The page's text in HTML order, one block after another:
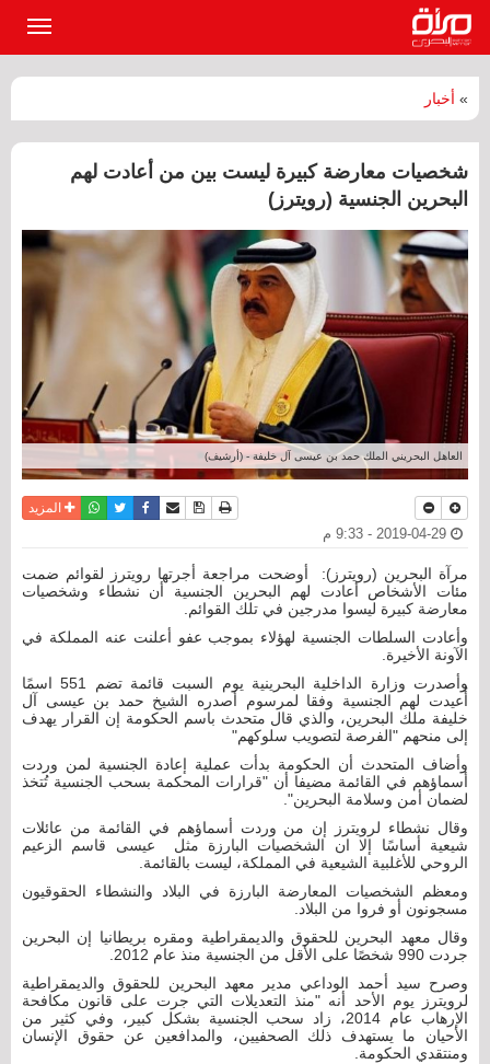
» أخبار
شخصيات معارضة كبيرة ليست بين من أعادت لهم
البحرين الجنسية (رويترز)
العاهل البحريني الملك حمد بن عيسى آل خليفة - (أرشيف)
نسخة للطباعة
حفظ الموضوع
أرسل الى صديق
فيسبوكتويترواتسابالمزيد
مرآة البحرين (رويترز): أوضحت مراجعة أجرتها رويترز لقوائم ضمت
مئات الأشخاص أعادت لهم البحرين الجنسية أن نشطاء وشخصيات
معارضة كبيرة ليسوا مدرجين في تلك القوائم.
وأعادت السلطات الجنسية لهؤلاء بموجب عفو أعلنت عنه المملكة في
الآونة الأخيرة.
وأصدرت وزارة الداخلية البحرينية يوم السبت قائمة تضم 551 اسمًا
أُعيدت لهم الجنسية وفقا لمرسوم أصدره الشيخ حمد بن عيسى آل
خليفة ملك البحرين، والذي قال متحدث باسم الحكومة إن القرار يهدف
إلى منحهم "الفرصة لتصويب سلوكهم"
وأضاف المتحدث أن الحكومة بدأت عملية إعادة الجنسية لمن وردت
أسماؤهم في القائمة مضيفا أن "قرارات المحكمة بسحب الجنسية تُتخذ
لضمان أمن وسلامة البحرين".
وقال نشطاء لرويترز إن من وردت أسماؤهم في القائمة من عائلات
شيعية أساسًا إلا ان الشخصيات البارزة مثل عيسى قاسم الزعيم
الروحي للأغلبية الشيعية في المملكة، ليست بالقائمة.
ومعظم الشخصيات المعارضة البارزة في البلاد والنشطاء الحقوقيون
مسجونون أو فروا من البلاد.
وقال معهد البحرين للحقوق والديمقراطية ومقره بريطانيا إن البحرين
جردت 990 شخصًا على الأقل من الجنسية منذ عام 2012.
وصرح سيد أحمد الوداعي مدير معهد البحرين للحقوق والديمقراطية
لرويترز يوم الأحد أنه "منذ التعديلات التي جرت على قانون مكافحة
الإرهاب عام 2014، زاد سحب الجنسية بشكل كبير، وفي كثير من
الأحيان ما يستهدف ذلك الصحفيين، والمدافعين عن حقوق الإنسان
ومنتقدي الحكومة.